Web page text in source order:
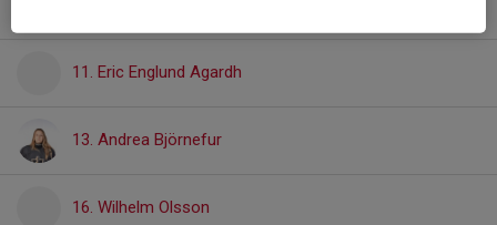
11. Eric Englund Agardh
13. Andrea Björnefur
16. Wilhelm Olsson